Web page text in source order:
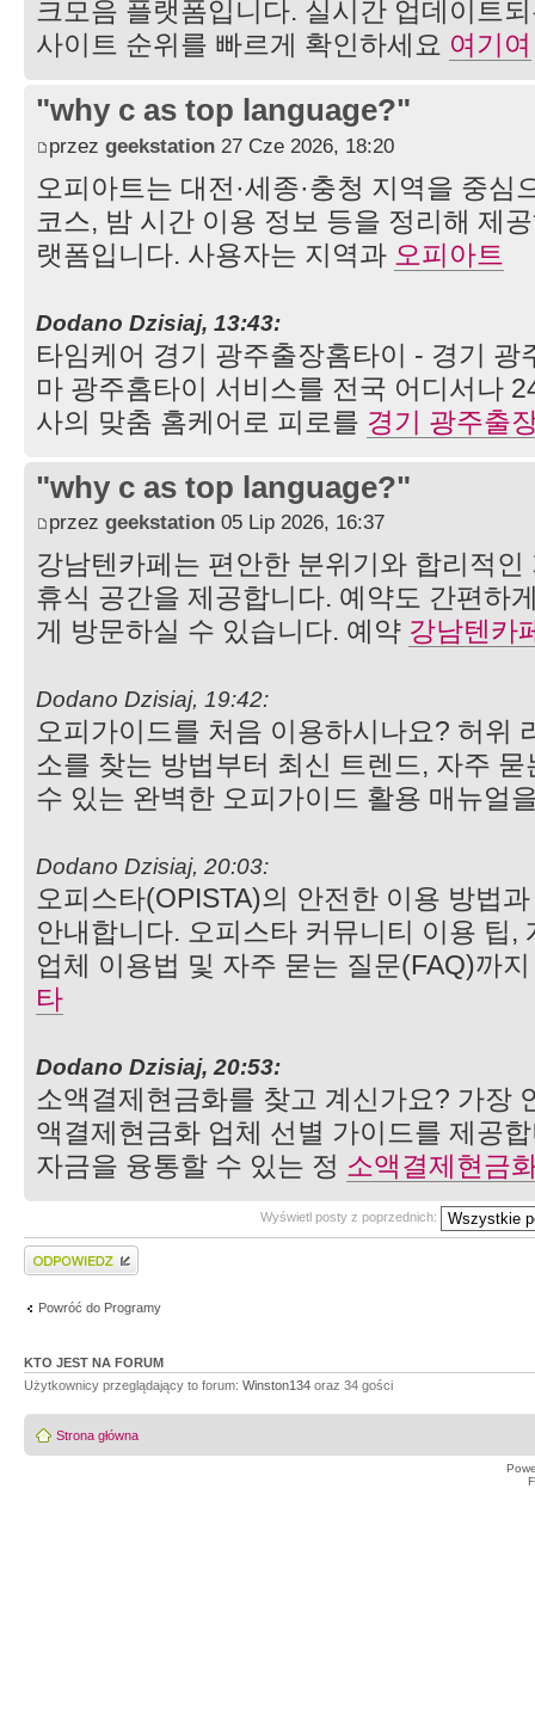
크모음 플랫폼입니다. 실시간 업데이트
사이트 순위를 빠르게 확인하세요 여기여
"why c as top language?"
przez geekstation 27 Cze 2026, 18:20
오피아트는 대전·세종·충청 지역을 중심
코스, 밤 시간 이용 정보 등을 정리해 제
랫폼입니다. 사용자는 지역과 오피아트
Dodano Dzisiaj, 13:43:
타임케어 경기 광주출장홈타이 - 경기
마 광주홈타이 서비스를 전국 어디서나
사의 맞춤 홈케어로 피로를 경기 광주출
"why c as top language?"
przez geekstation 05 Lip 2026, 16:37
강남텐카페는 편안한 분위기와 합리적
휴식 공간을 제공합니다. 예약도 간편하
게 방문하실 수 있습니다. 예약 강남텐카
Dodano Dzisiaj, 19:42:
오피가이드를 처음 이용하시나요? 허위
소를 찾는 방법부터 최신 트렌드, 자주
수 있는 완벽한 오피가이드 활용 매뉴얼
Dodano Dzisiaj, 20:03:
오피스타(OPISTA)의 안전한 이용 방법
안내합니다. 오피스타 커뮤니티 이용 팁,
업체 이용법 및 자주 묻는 질문(FAQ)까
타
Dodano Dzisiaj, 20:53:
소액결제현금화를 찾고 계신가요? 가장
액결제현금화 업체 선별 가이드를 제공
자금을 융통할 수 있는 정 소액결제현금
Wyświetl posty z poprzednich:
Wyślij odpowiedź
Powróć do Programy
KTO JEST NA FORUM
Użytkownicy przeglądający to forum: Winston134 oraz 34 gości
Strona główna